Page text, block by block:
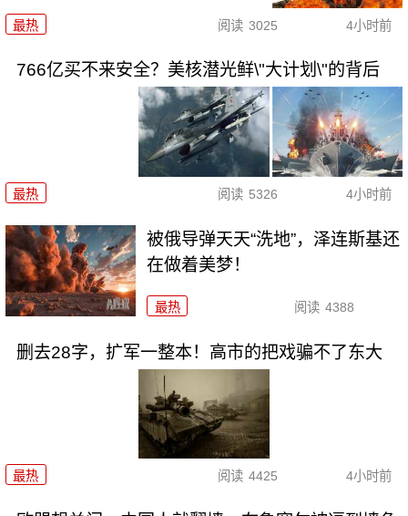
最热 阅读 3025 4小时前
766亿买不来安全？美核潜光鲜\"大计划\"的背后
最热 阅读 5326 4小时前
被俄导弹天天“洗地”，泽连斯基还
在做着美梦！
最热 阅读 4388
删去28字，扩军一整本！高市的把戏骗不了东大
最热 阅读 4425 4小时前